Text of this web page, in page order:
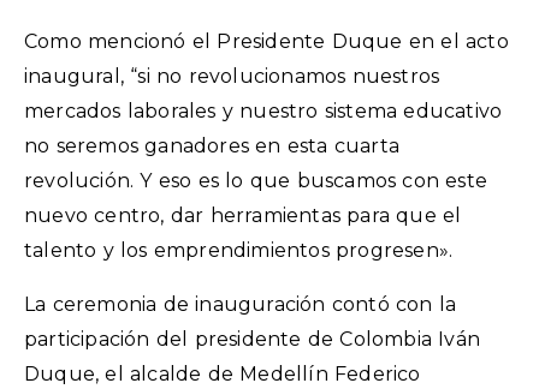
Como mencionó el Presidente Duque en el acto
inaugural, “si no revolucionamos nuestros
mercados laborales y nuestro sistema educativo
no seremos ganadores en esta cuarta
revolución. Y eso es lo que buscamos con este
nuevo centro, dar herramientas para que el
talento y los emprendimientos progresen».
La ceremonia de inauguración contó con la
participación del presidente de Colombia Iván
Duque, el alcalde de Medellín Federico